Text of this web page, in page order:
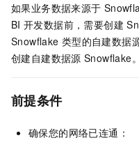
如果业务数据来源于
BI 开发数据前，需要创建
Snowflake 类型的自建数据
创建自建数据源 Snowflake。
前提条件
确保您的网络已连通：